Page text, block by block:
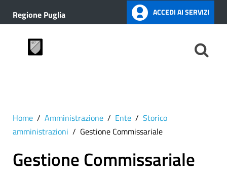
Regione Puglia ACCEDI AI SERVIZI
Home Amministrazione Ente
Storico
amministrazioni
Gestione Commissariale
Gestione Commissariale